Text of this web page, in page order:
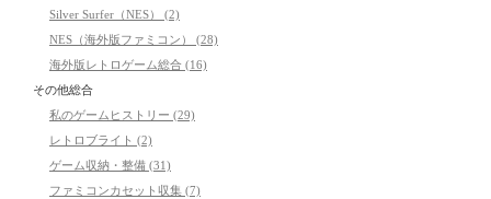
Silver Surfer（NES） (2)
NES（海外版ファミコン） (28)
海外版レトロゲーム総合 (16)
その他総合
私のゲームヒストリー (29)
レトロブライト (2)
ゲーム収納・整備 (31)
ファミコンカセット収集 (7)